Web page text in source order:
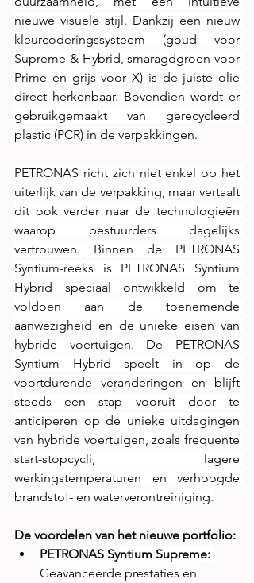
nieuwe visuele stijl. Dankzij een nieuw
kleurcoderingssysteem (goud voor
Supreme & Hybrid, smaragdgroen voor
Prime en grijs voor X) is de juiste olie
direct herkenbaar. Bovendien wordt er
gebruikgemaakt van gerecycleerd
plastic (PCR) in de verpakkingen.
PETRONAS richt zich niet enkel op het
uiterlijk van de verpakking, maar vertaalt
dit ook verder naar de technologieën
waarop bestuurders dagelijks
vertrouwen. Binnen de PETRONAS
Syntium-reeks is PETRONAS Syntium
Hybrid speciaal ontwikkeld om te
voldoen aan de toenemende
aanwezigheid en de unieke eisen van
hybride voertuigen. De PETRONAS
Syntium Hybrid speelt in op de
voortdurende veranderingen en blijft
steeds een stap vooruit door te
anticiperen op de unieke uitdagingen
van hybride voertuigen, zoals frequente
start-stopcycli, lagere
werkingstemperaturen en verhoogde
brandstof- en waterverontreiniging.
De voordelen van het nieuwe portfolio:
PETRONAS Syntium Supreme:
Geavanceerde prestaties en